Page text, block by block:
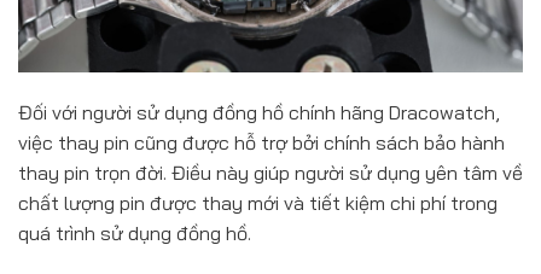
Đối với người sử dụng đồng hồ chính hãng Dracowatch,
việc thay pin cũng được hỗ trợ bởi chính sách bảo hành
thay pin trọn đời. Điều này giúp người sử dụng yên tâm về
chất lượng pin được thay mới và tiết kiệm chi phí trong
quá trình sử dụng đồng hồ.